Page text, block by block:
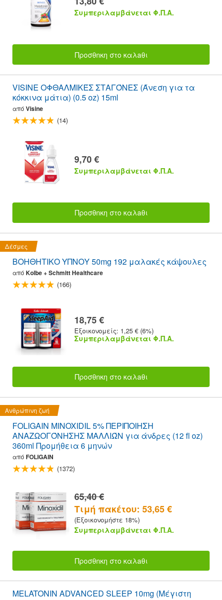
Συμπεριλαμβάνεται Φ.Π.Α.
Προσθnκη στο καλaθι
VISINE ΟΦΘΑΛΜΙΚΈΣ ΣΤΑΓΌΝΕΣ (Άνεση για τα
κόκκινα μάτια) (0.5 oz) 15ml
από Visine
(14)
9,70 €
Συμπεριλαμβάνεται Φ.Π.Α.
Προσθnκη στο καλaθι
Δέσμες
ΒΟΗΘΗΤΙΚΟ ΥΠΝΟΥ 50mg 192 μαλακές κάψουλες
από Kolbe + Schmitt Healthcare
(166)
18,75 €
Εξοικονομείς: 1,25 € (6%)
Συμπεριλαμβάνεται Φ.Π.Α.
Προσθnκη στο καλaθι
Ανθρώπινη ζωή
FOLIGAIN MINOXIDIL 5% ΠΕΡΙΠΟΙΗΣΗ
ΑΝΑΖΩΟΓΌΝΗΣΗΣ ΜΑΛΛΙΏΝ για άνδρες (12 fl oz)
360ml Προμήθεια 6 μηνών
από FOLIGAIN
(1372)
65,40 €
Τιμή πακέτου: 53,65 €
(Εξοικονομήστε 18%)
Συμπεριλαμβάνεται Φ.Π.Α.
Προσθnκη στο καλaθι
MELATONIN ADVANCED SLEEP 10mg (Μέγιστη